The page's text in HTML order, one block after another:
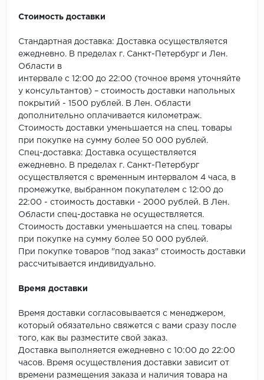
SPC Kronostep
SPC Promo
SPC Stronghold
TANTO
Tarkett
Wonderful Vinyl
Стоимость доставки
Стандартная доставка: Доставка осуществляется
ежедневно. В пределах г. Санкт-Петербург и Лен.
Области в
интервале с 12:00 до 22:00 (точное время уточняйте
у консультантов) – стоимость доставки напольных
покрытий - 1500 рублей. В Лен. Области
дополнительно оплачивается километраж.
Стоимость доставки уменьшается на спец. товары
при покупке на сумму более 50 000 рублей.
Спец-доставка: Доставка осуществляется
ежедневно. В пределах г. Санкт-Петербург
осуществляется с временным интервалом 4 часа, в
промежутке, выбранном покупателем с 12:00 до
22:00 - стоимость доставки - 2000 рублей. В Лен.
Области спец-доставка не осуществляется.
Стоимость доставки уменьшается на спец. товары
при покупке на сумму более 50 000 рублей.
При покупке товаров "под заказ" стоимость доставки
рассчитывается индивидуально.
Время доставки
Время доставки согласовывается с менеджером,
который обязательно свяжется с вами сразу после
того, как вы разместите свой заказ.
Доставка выполняется ежедневно с 10:00 до 22:00
часов. Время осуществления доставки зависит от
времени размещения заказа и наличия товара на